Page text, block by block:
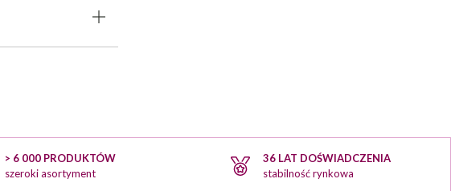
> 6 000 PRODUKTÓW
szeroki asortyment
36 LAT DOŚWIADCZENIA
stabilność rynkowa